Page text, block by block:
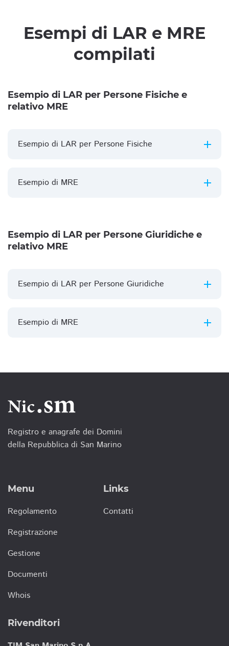
Esempi di LAR e MRE
compilati
Esempio di LAR per Persone Fisiche e
relativo MRE
Esempio di LAR per Persone Fisiche
Esempio di MRE
Esempio di LAR per Persone Giuridiche e
relativo MRE
Esempio di LAR per Persone Giuridiche
Esempio di MRE
Registro e anagrafe dei Domini
della Repubblica di San Marino
Menu
Regolamento
Registrazione
Gestione
Documenti
Whois
Links
Contatti
Rivenditori